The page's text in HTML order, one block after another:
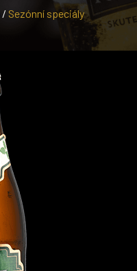
/ Sezónní speciály